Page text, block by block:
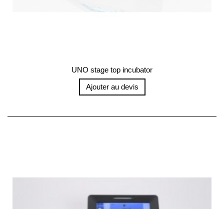
UNO stage top incubator
Ajouter au devis